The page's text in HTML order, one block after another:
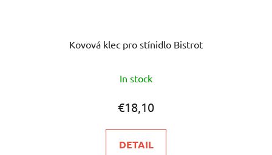
Kovová klec pro stínidlo Bistrot
In stock
€18,10
DETAIL